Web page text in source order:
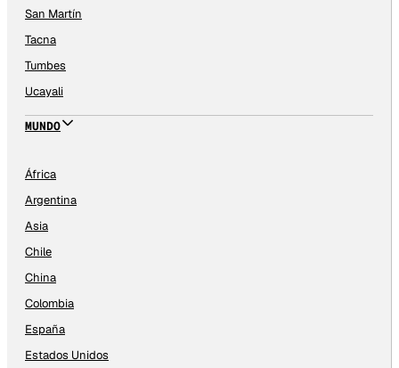
San Martín
Tacna
Tumbes
Ucayali
MUNDO
África
Argentina
Asia
Chile
China
Colombia
España
Estados Unidos